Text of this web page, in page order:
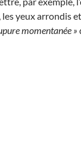
les yeux arrondis
momentanée »